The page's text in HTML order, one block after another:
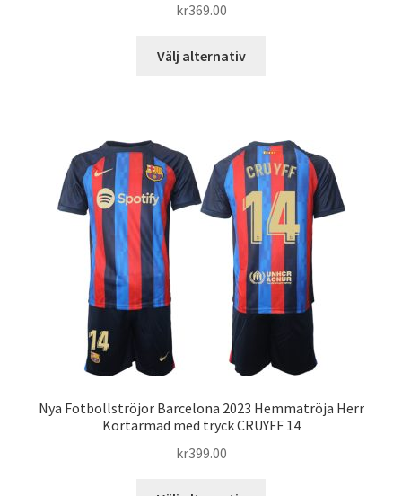
kr369.00
Välj alternativ
flera
varianter.
De
olika
alternativen
kan
väljas
produktsidan
Nya Fotbollströjor Barcelona 2023 Hemmatröja Herr
Kortärmad med tryck CRUYFF 14
kr399.00